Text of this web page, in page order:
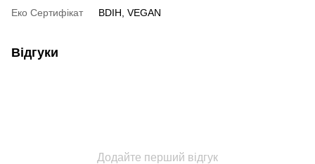
Еко Сертифікат
BDIH, VEGAN
Відгуки
Додайте перший відгук